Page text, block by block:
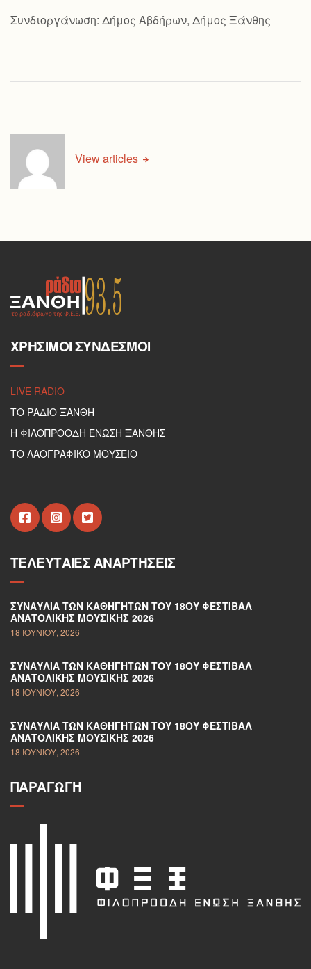
Συνδιοργάνωση: Δήμος Αβδήρων, Δήμος Ξάνθης
View articles
ΧΡΉΣΙΜΟΙ ΣΎΝΔΕΣΜΟΙ
LIVE RADIO
ΤΟ ΡΑΔΙΟ ΞΑΝΘΗ
Η ΦΙΛΟΠΡΟΟΔΗ ΕΝΩΣΗ ΞΑΝΘΗΣ
ΤΟ ΛΑΟΓΡΑΦΙΚΟ ΜΟΥΣΕΙΟ
ΤΕΛΕΥΤΑΊΕΣ ΑΝΑΡΤΉΣΕΙΣ
ΣΥΝΑΥΛΊΑ ΤΩΝ ΚΑΘΗΓΗΤΏΝ ΤΟΥ 18ΟΥ ΦΕΣΤΙΒΆΛ
ΑΝΑΤΟΛΙΚΉΣ ΜΟΥΣΙΚΉΣ 2026
18 ΙΟΥΝΊΟΥ, 2026
ΣΥΝΑΥΛΊΑ ΤΩΝ ΚΑΘΗΓΗΤΏΝ ΤΟΥ 18ΟΥ ΦΕΣΤΙΒΆΛ
ΑΝΑΤΟΛΙΚΉΣ ΜΟΥΣΙΚΉΣ 2026
18 ΙΟΥΝΊΟΥ, 2026
ΣΥΝΑΥΛΊΑ ΤΩΝ ΚΑΘΗΓΗΤΏΝ ΤΟΥ 18ΟΥ ΦΕΣΤΙΒΆΛ
ΑΝΑΤΟΛΙΚΉΣ ΜΟΥΣΙΚΉΣ 2026
18 ΙΟΥΝΊΟΥ, 2026
ΠΑΡΑΓΩΓΉ